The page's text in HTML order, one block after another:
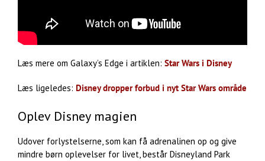
Læs mere om Galaxy’s Edge i artiklen: Star Wars i Disney
Læs ligeledes: Disney dropper forbud i nyt Star Wars område
Oplev Disney magien
Udover forlystelserne, som kan få adrenalinen op og give
mindre børn oplevelser for livet, består Disneyland Park